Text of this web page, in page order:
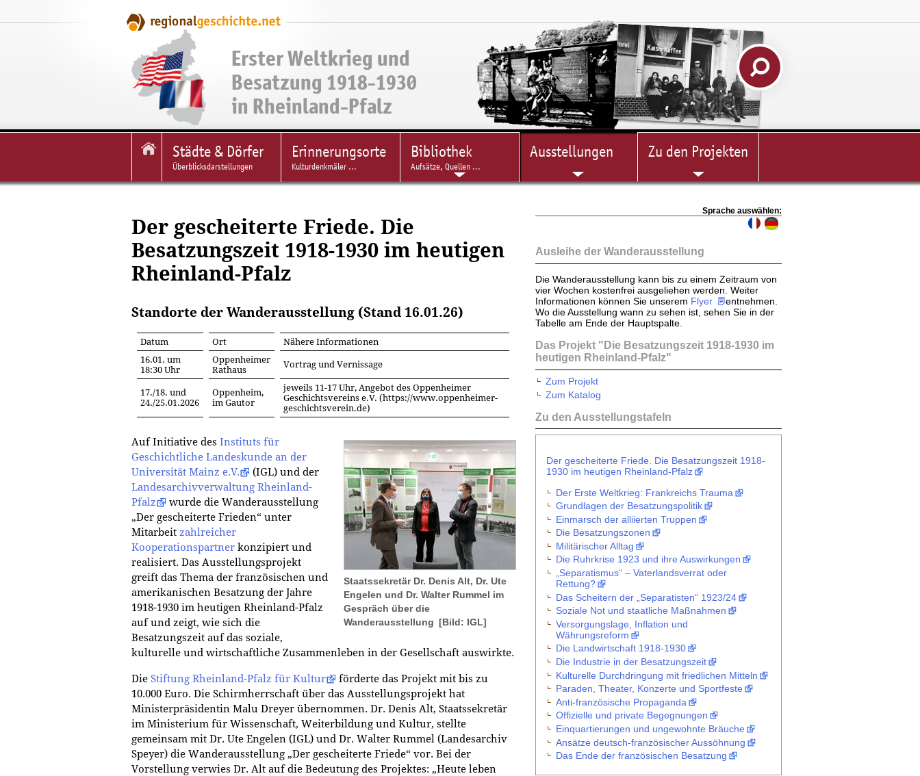
Erster Weltkrieg und
Besatzung 1918-1930
in Rheinland-Pfalz
Städte & Dörfer
Überblicksdarstellungen
Erinnerungsorte
Kulturdenkmäler ...
Bibliothek
Aufsätze, Quellen ...
Ausstellungen Zu den Projekten
Der gescheiterte Friede. Die
Besatzungszeit 1918-1930 im heutigen
Rheinland-Pfalz
Standorte der Wanderausstellung (Stand 16.01.26)
Datum Ort
Nähere Informationen
16.01. um
18:30 Uhr
Oppenheimer
Rathaus
Vortrag und Vernissage
17./18. und
24./25.01.2026
Oppenheim,
im Gautor
jeweils 11-17 Uhr, Angebot des Oppenheimer
Geschichtsvereins e.V. (https://www.oppenheimer-
geschichtsverein.de)
Staatssekretär Dr. Denis Alt, Dr. Ute
Engelen und Dr. Walter Rummel im
Gespräch über die
Wanderausstellung [Bild: IGL]
Auf Initiative des Instituts für
Geschichtliche Landeskunde an der
Universität Mainz e.V.
(IGL) und der
Landesarchivverwaltung Rheinland-
Pfalz
wurde die Wanderausstellung
„Der gescheiterte Frieden“ unter
Mitarbeit zahlreicher
Kooperationspartner konzipiert und
realisiert. Das Ausstellungsprojekt
greift das Thema der französischen und
amerikanischen Besatzung der Jahre
1918-1930 im heutigen Rheinland-Pfalz
auf und zeigt, wie sich die
Besatzungszeit auf das soziale,
kulturelle und wirtschaftliche Zusammenleben in der Gesellschaft auswirkte.
Die Stiftung Rheinland-Pfalz für Kultur
förderte das Projekt mit bis zu
10.000 Euro. Die Schirmherrschaft über das Ausstellungsprojekt hat
Ministerpräsidentin Malu Dreyer übernommen. Dr. Denis Alt, Staatssekretär
im Ministerium für Wissenschaft, Weiterbildung und Kultur, stellte
gemeinsam mit Dr. Ute Engelen (IGL) und Dr. Walter Rummel (Landesarchiv
Speyer) die Wanderausstellung „Der gescheiterte Friede“ vor. Bei der
Vorstellung verwies Dr. Alt auf die Bedeutung des Projektes: „Heute leben
Sprache auswählen:
Ausleihe der Wanderausstellung
Die Wanderausstellung kann bis zu einem Zeitraum von
vier Wochen kostenfrei ausgeliehen werden. Weiter
Informationen können Sie unserem Flyer
entnehmen.
Wo die Ausstellung wann zu sehen ist, sehen Sie in der
Tabelle am Ende der Hauptspalte.
Das Projekt "Die Besatzungszeit 1918-1930 im
heutigen Rheinland-Pfalz"
Zum Projekt
Zum Katalog
Zu den Ausstellungstafeln
Der gescheiterte Friede. Die Besatzungszeit 1918-
1930 im heutigen Rheinland-Pfalz
Der Erste Weltkrieg: Frankreichs Trauma
Grundlagen der Besatzungspolitik
Einmarsch der alliierten Truppen
Die Besatzungszonen
Militärischer Alltag
Die Ruhrkrise 1923 und ihre Auswirkungen
„Separatismus“ – Vaterlandsverrat oder
Rettung?
Das Scheitern der „Separatisten“ 1923/24
Soziale Not und staatliche Maßnahmen
Versorgungslage, Inflation und
Währungsreform
Die Landwirtschaft 1918-1930
Die Industrie in der Besatzungszeit
Kulturelle Durchdringung mit friedlichen Mitteln
Paraden, Theater, Konzerte und Sportfeste
Anti-französische Propaganda
Offizielle und private Begegnungen
Einquartierungen und ungewohnte Bräuche
Ansätze deutsch-französischer Aussöhnung
Das Ende der französischen Besatzung